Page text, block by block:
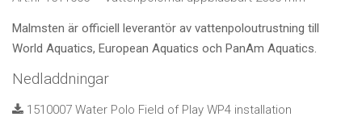
Malmsten är officiell leverantör av vattenpoloutrustning till
World Aquatics, European Aquatics och PanAm Aquatics.
Nedladdningar
1510007 Water Polo Field of Play WP4 installation